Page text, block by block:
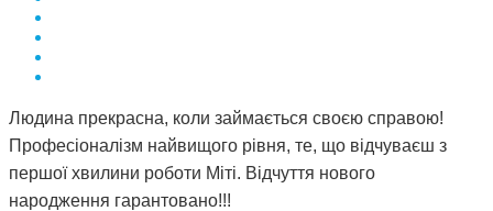
Людина прекрасна, коли займається своєю справою!
Професіоналізм найвищого рівня, те, що відчуваєш з
першої хвилини роботи Міті. Відчуття нового
народження гарантовано!!!